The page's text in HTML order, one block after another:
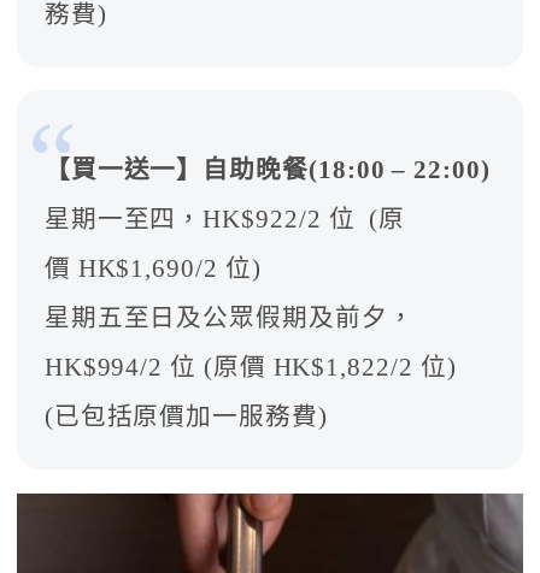
務費)
【買一送一】自助晚餐(18:00 – 22:00)
星期一至四，HK$922/2 位 (原
價 HK$1,690/2 位)
星期五至日及公眾假期及前夕，
HK$994/2 位 (原價 HK$1,822/2 位)
(已包括原價加一服務費)